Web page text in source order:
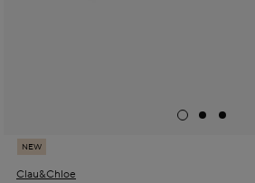
NEW
Clau&Chloe